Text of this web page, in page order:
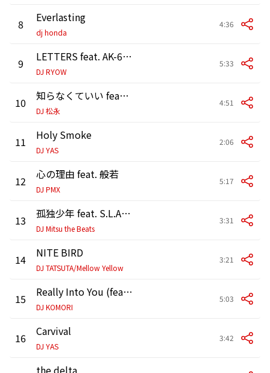
8 Everlasting
dj honda
4:36
9 LETTERS feat. AK-69 & SUGAR SOUL
DJ RYOW
5:33
10 知らなくていい feat. SKY-HI
DJ 松永
4:51
11 Holy Smoke
DJ YAS
2:06
12 心の理由 feat. 般若
DJ PMX
5:17
13 孤独少年 feat. S.L.A.C.K.
DJ Mitsu the Beats
3:31
14 NITE BIRD
DJ TATSUTA/Mellow Yellow
3:21
15 Really Into You (feat. Tina Novak & J-Cast)
DJ KOMORI
5:03
16 Carvival
DJ YAS
3:42
the delta